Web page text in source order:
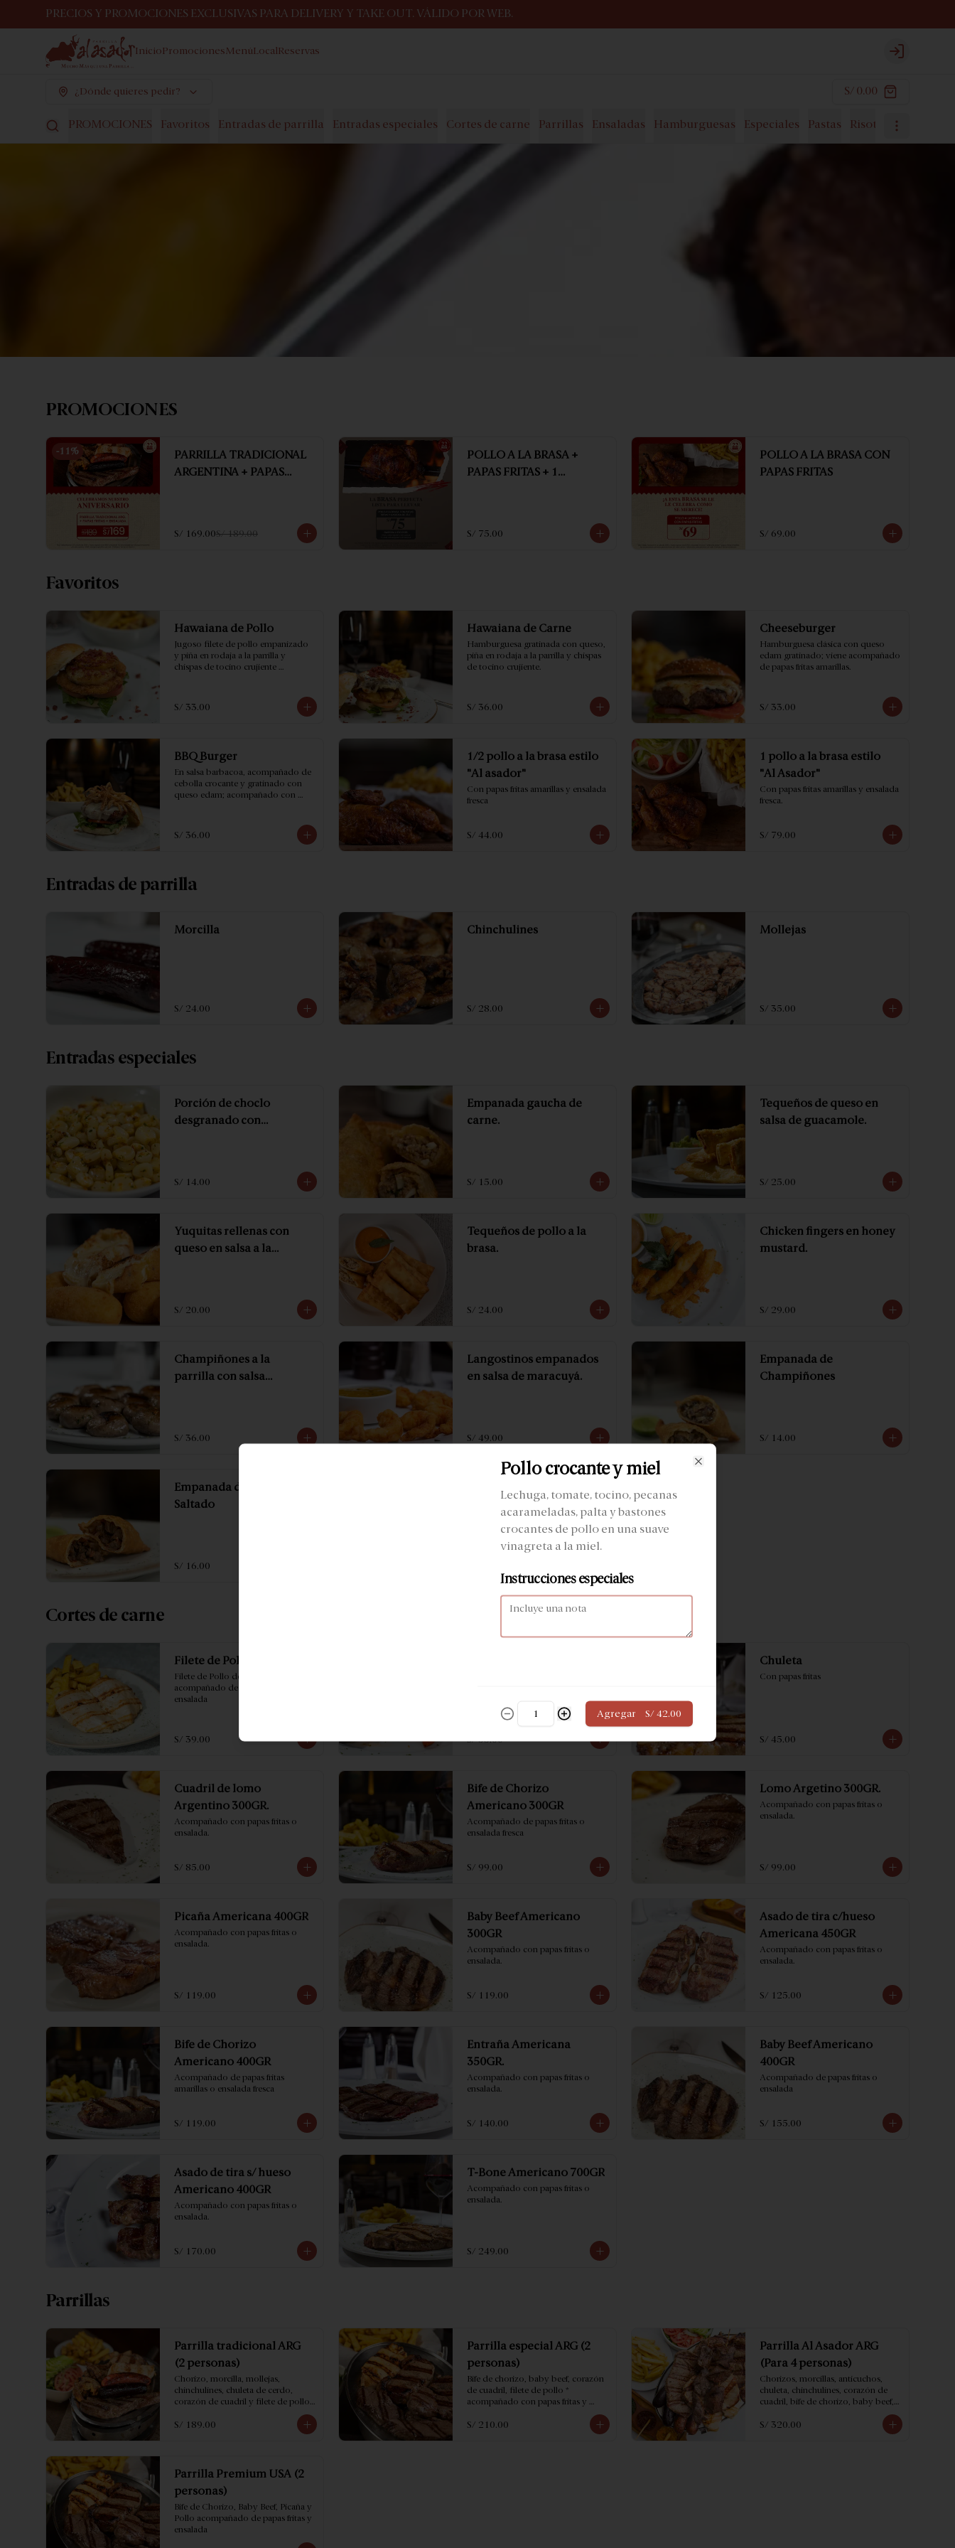
PRECIOS Y PROMOCIONES EXCLUSIVAS PARA DELIVERY Y TAKE OUT. VÁLIDO POR WEB.
Inicio PromocionesMenú Local Reservas
Login
¿Dónde quieres pedir? S/ 0.00
PROMOCIONES Favoritos Entradas de parrilla Entradas especiales Cortes de carne Parrillas Ensaladas Hamburguesas Especiales Pastas Risottos
PROMOCIONES
-11 %
PARRILLA TRADICIONAL
ARGENTINA + PAPAS
S/ 169.00S/ 189.00
POLLO A LA BRASA +
PAPAS FRITAS + 1
S/ 75.00
POLLO A LA BRASA CON
PAPAS FRITAS
S/ 69.00
Favoritos
Hawaiana de Pollo
Jugoso filete de pollo empanizado
y piña en rodaja a la parrilla y
chispas de tocino crujiente
S/ 33.00
Hawaiana de Carne
Hamburguesa gratinada con queso,
piña en rodaja a la parrilla y chispas
de tocino crujiente.
S/ 36.00
Cheeseburger
Hamburguesa clásica con queso
edam gratinado; viene acompañado
de papas fritas amarillas.
S/ 33.00
BBQ Burger
En salsa barbacoa, acompañado de
cebolla crocante y gratinado con
queso edam; acompañado con
S/ 36.00
1/2 pollo a la brasa estilo
"Al asador"
Con papas fritas amarillas y ensalada
fresca
S/ 44.00
1 pollo a la brasa estilo
"Al Asador"
Con papas fritas amarillas y ensalada
fresca.
S/ 79.00
Entradas de parrilla
Morcilla
S/ 24.00
Chinchulines
S/ 28.00
Mollejas
S/ 35.00
Entradas especiales
Porción de choclo
desgranado con
S/ 14.00
Empanada gaucha de
carne.
S/ 15.00
Tequeños de queso en
salsa de guacamole.
S/ 25.00
Yuquitas rellenas con
queso en salsa a la
S/ 20.00
Tequeños de pollo a la
brasa.
S/ 24.00
Chicken fingers en honey
mustard.
S/ 29.00
Champiñones a la
parrilla con salsa
S/ 36.00
Langostinos empanados
en salsa de maracuyá.
S/ 49.00
Empanada de
Champiñones
S/ 14.00
Empanada de Lomo
Saltado
S/ 16.00
Cortes de carne
Filete de Pollo
Filete de Pollo de 300GR
acompañado de papas fritas o
ensalada
S/ 39.00 S/ 55.00
Chuleta
Con papas fritas
S/ 45.00
Cuadril de lomo
Argentino 300GR.
Acompañado con papas fritas o
ensalada.
S/ 85.00
Bife de Chorizo
Americano 300GR
Acompañado de papas fritas o
ensalada fresca
S/ 99.00
Lomo Argetino 300GR.
Acompañado con papas fritas o
ensalada.
S/ 99.00
Picaña Americana 400GR
Acompañado con papas fritas o
ensalada.
S/ 119.00
Baby Beef Americano
300GR
Acompañado con papas fritas o
ensalada.
S/ 119.00
Asado de tira c/hueso
Americana 450GR
Acompañado con papas fritas o
ensalada.
S/ 125.00
Bife de Chorizo
Americano 400GR
Acompañado de papas fritas
amarillas o ensalada fresca
S/ 119.00
Entraña Americana
350GR.
Acompañado con papas fritas o
ensalada.
S/ 140.00
Baby Beef Americano
400GR
Acompañado de papas fritas o
ensalada
S/ 155.00
Asado de tira s/ hueso
Americano 400GR
Acompañado con papas fritas o
ensalada.
S/ 170.00
T-Bone Americano 700GR
Acompañado con papas fritas o
ensalada.
S/ 249.00
Parrillas
Parrilla tradicional ARG
(2 personas)
Chorizo, morcilla, mollejas,
chinchulines, chuleta de cerdo,
corazón de cuadril y filete de pollo;
ensalada.
S/ 189.00
Parrilla especial ARG (2
personas)
Bife de chorizo, baby beef, corazón
de cuadril, filete de pollo *
acompañado con papas fritas y
S/ 210.00
Parrilla Al Asador ARG
(Para 4 personas)
Chorizos, morcillas, anticuchos,
chuleta, chinchulines, corazón de
cuadril, bife de chorizo, baby beef,
filete de pollo * acompañado con
papas fritas y ensalada.
S/ 320.00
Parrilla Premium USA (2
personas)
Bife de Chorizo, Baby Beef, Picaña y
Pollo acompañado de papas fritas y
ensalada
Pollo crocante y miel
Lechuga, tomate, tocino, pecanas
acarameladas, palta y bastones
crocantes de pollo en una suave
vinagreta a la miel.
Instrucciones especiales
Agregar S/ 42.00